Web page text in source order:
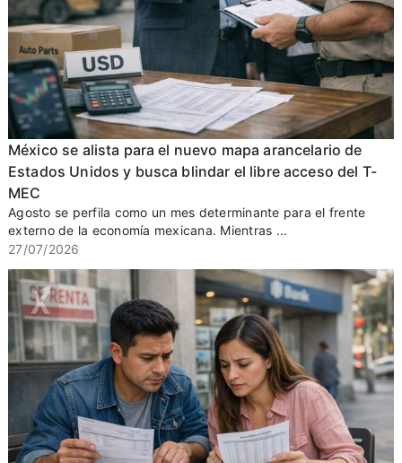
México se alista para el nuevo mapa arancelario de
Estados Unidos y busca blindar el libre acceso del T-
MEC
Agosto se perfila como un mes determinante para el frente
externo de la economía mexicana. Mientras ...
27/07/2026